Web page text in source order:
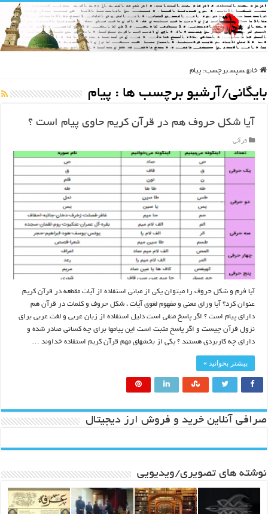
خانه سپس برچسب: پیام
بایگانی/آرشیو برچسب ها : پیام
آیا شکل حروف هم در قرآن کریم حاوی پیام است ؟
قرآنی
آیا فرم و شکل حروف را میتوان یکی از مبانی استفاده از آیات مقطعه در قرآن کریم
عنوان کرد؟ آیا ورای معنی و مفهوم لغوی آیات ، شکل حروف و کلمات در قرآن هم
دارای پیام است ؟ اگر پاسخ منفی است دلیل استفاده از زبان عربی و لغت عربی برای
نزول قرآن چیست و اگر پاسخ مثبت است این پیامها برای چه کسانی صادر شده و
دارای چه کاربردی هستند ؟ یکی از بخشهای مهم قرآن کریم استفاده خداوند …
بیشتر بخوانید »
صرافی آنلاین خرید و فروش ارز دیجیتال
نوشته های تصویری/ویدیویی